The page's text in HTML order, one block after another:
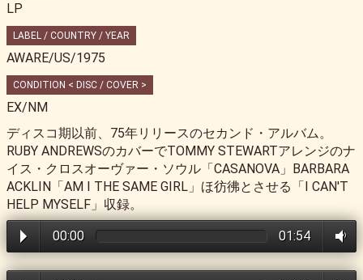
LP
LABEL / COUNTRY / YEAR
AWARE/US/1975
CONDITION < DISC / COVER >
EX/NM
ディスコ期以前、75年リリースのセカンド・アルバム。
RUBY ANDREWSのカバーでTOMMY STEWARTアレンジのナ
イス・クロスオーヴァー・ソウル「CASANOVA」BARBARA
ACKLIN「AM I THE SAME GIRL」ほ彷彿とさせる「I CAN'T
HELP MYSELF」収録。
00:00 01:54